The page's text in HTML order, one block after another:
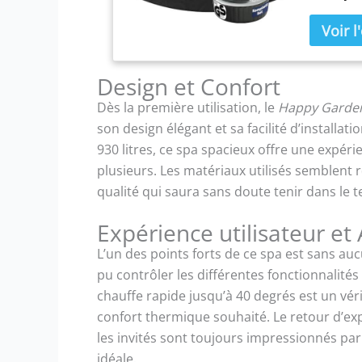
140
sur
qualité
forme.
pour
la
filtrantes
lorsque
isolante,
votre
Design et Confort
Dès la première utilisation, le Happy
son design élégant et sa facilité
930 litres, ce spa spacieux offre une
plusieurs. Les matériaux utilisés
qualité qui saura sans doute tenir dans le
Expérience utilisateur et
L’un des points forts de ce spa est sans
pu contrôler les différentes
chauffe rapide jusqu’à 40 degrés est un
confort thermique souhaité. Le retour
les invités sont toujours impressionnés